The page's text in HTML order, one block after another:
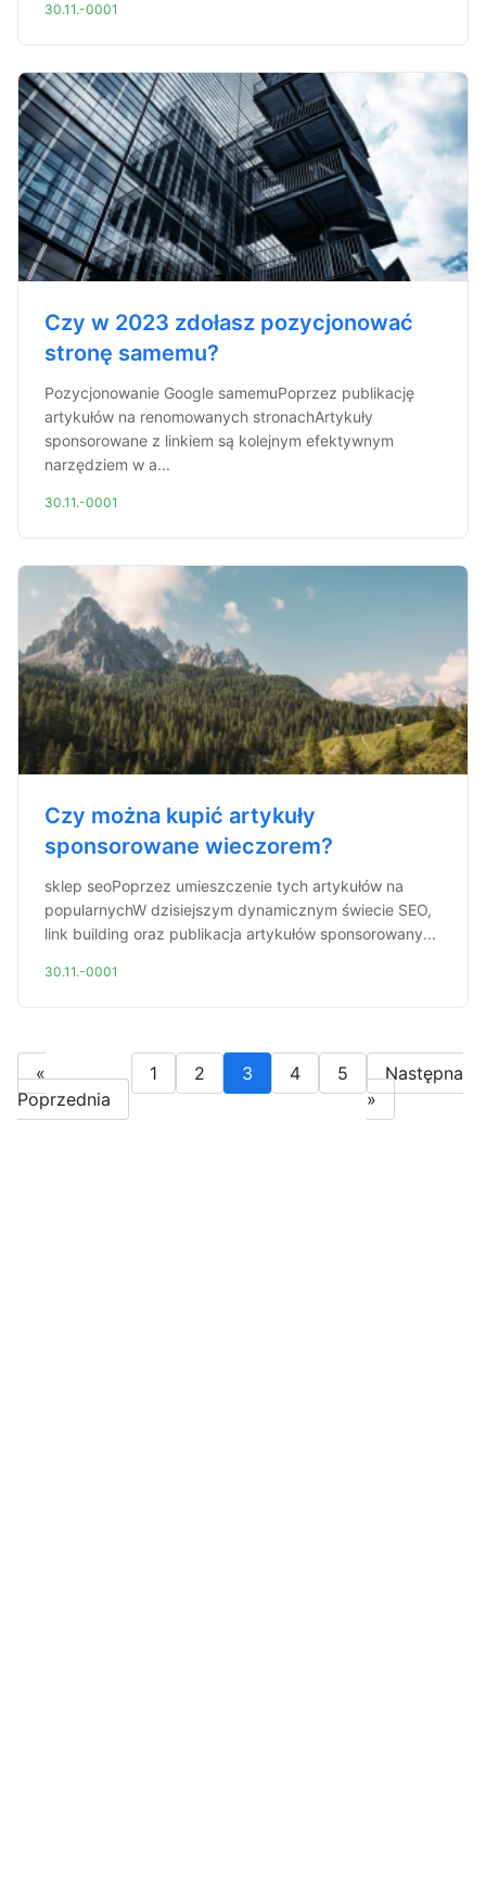
30.11.-0001
Czy w 2023 zdołasz pozycjonować
stronę samemu?
Pozycjonowanie Google samemuPoprzez publikację
artykułów na renomowanych stronachArtykuły
sponsorowane z linkiem są kolejnym efektywnym
narzędziem w a...
30.11.-0001
Czy można kupić artykuły
sponsorowane wieczorem?
sklep seoPoprzez umieszczenie tych artykułów na
popularnychW dzisiejszym dynamicznym świecie SEO,
link building oraz publikacja artykułów sponsorowany...
30.11.-0001
«
Poprzednia
1 2 3 4 5
Następna
»